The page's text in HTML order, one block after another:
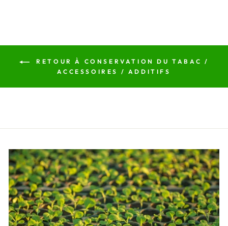
RETOUR À CONSERVATION DU TABAC /
ACCESSOIRES / ADDITIFS